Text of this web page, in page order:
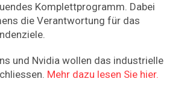
Komplettprogramm. Dabei
die Verantwortung für das
und Nvidia wollen das industrielle
Mehr dazu lesen Sie hier.